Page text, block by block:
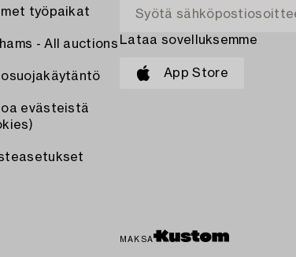
työpaikat
- All auctions
evästeistä
Lataa sovelluksemme
App Store
MAKSA